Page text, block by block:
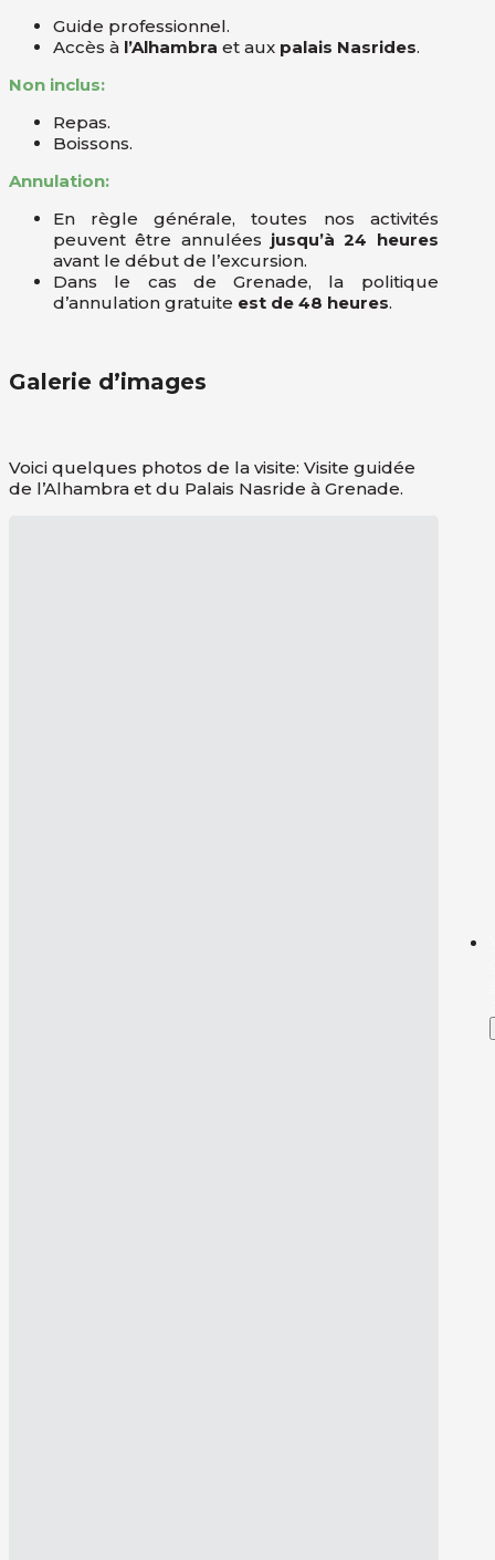
Guide professionnel.
Accès à l’Alhambra et aux palais Nasrides.
Non inclus:
Repas.
Boissons.
Annulation:
En règle générale, toutes nos activités
peuvent être annulées jusqu’à 24 heures
avant le début de l’excursion.
Dans le cas de Grenade, la politique
d’annulation gratuite est de 48 heures.
Galerie d’images
Voici quelques photos de la visite: Visite guidée
de l’Alhambra et du Palais Nasride à Grenade.